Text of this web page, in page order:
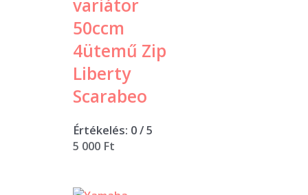
variátor
50ccm
4ütemű Zip
Liberty
Scarabeo
Értékelés: 0/ 5
5 000 Ft